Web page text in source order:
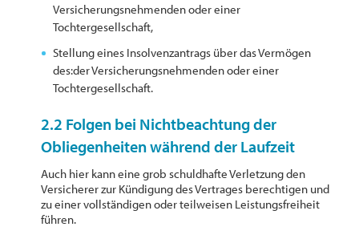
Versicherungsnehmenden oder einer
Tochtergesellschaft,
Stellung eines Insolvenzantrags über das Vermögen
des:der Versicherungsnehmenden oder einer
Tochtergesellschaft.
2.2 Folgen bei Nichtbeachtung der
Obliegenheiten während der Laufzeit
Auch hier kann eine grob schuldhafte Verletzung den
Versicherer zur Kündigung des Vertrages berechtigen und
zu einer vollständigen oder teilweisen Leistungsfreiheit
führen.